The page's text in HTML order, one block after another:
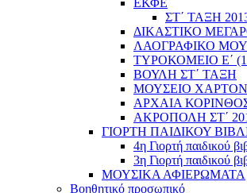
ΕΚΦΕ
ΣΤ΄ ΤΑΞΗ
ΔΙΚΑΣΤΙΚΟ
ΛΑΟΓΡΑΦΙΚΟ
ΤΥΡΟΚΟΜΕΙΟ Ε΄
ΒΟΥΛΗ ΣΤ΄ ΤΑΞΗ
ΜΟΥΣΕΙΟ
ΑΡΧΑΙΑ
ΑΚΡΟΠΟΛΗ ΣΤ΄
ΓΙΟΡΤΗ ΠΑΙΔΙΚΟΥ
4η Γιορτή παιδικού
3η Γιορτή παιδικού
ΜΟΥΣΙΚΑ ΑΦΙΕΡΩΜΑΤΑ
Βοηθητικό προσωπικό